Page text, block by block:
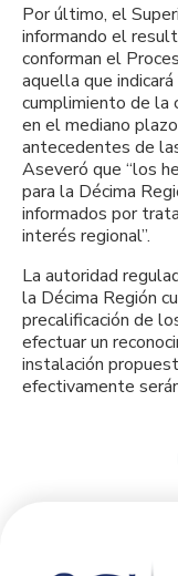
Por último, el
informando el
conforman el
aquella que
cumplimiento de la
en el mediano
antecedentes de
Aseveró que “los
para la Décima
informados por
interés regional”.
La autoridad
la Décima Región
precalificación de
efectuar un
instalación
efectivamente